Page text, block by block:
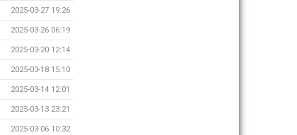
2025-03-27 19:26
2025-03-26 06:19
2025-03-20 12:14
2025-03-18 15:10
2025-03-14 12:01
2025-03-13 23:21
2025-03-06 10:32